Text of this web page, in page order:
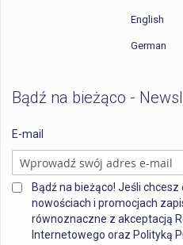
English
German
Bądź na bieżąco -
E-mail
Bądź na bieżąco! Jeśli
nowościach i promocjach
równoznaczne z akceptacją
Internetowego oraz Polityką